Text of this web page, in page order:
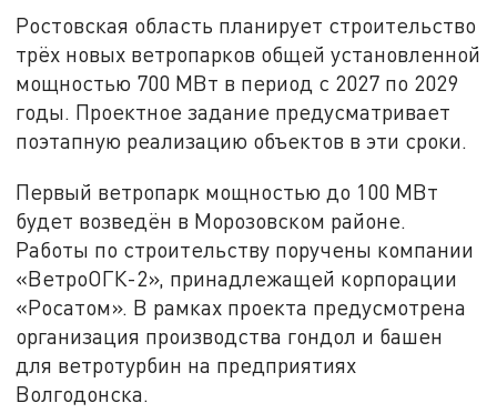
Ростовская область планирует строительство
трёх новых ветропарков общей установленной
мощностью 700 МВт в период с 2027 по 2029
годы. Проектное задание предусматривает
поэтапную реализацию объектов в эти сроки.
Первый ветропарк мощностью до 100 МВт
будет возведён в Морозовском районе.
Работы по строительству поручены компании
«ВетроОГК-2», принадлежащей корпорации
«Росатом». В рамках проекта предусмотрена
организация производства гондол и башен
для ветротурбин на предприятиях
Волгодонска.